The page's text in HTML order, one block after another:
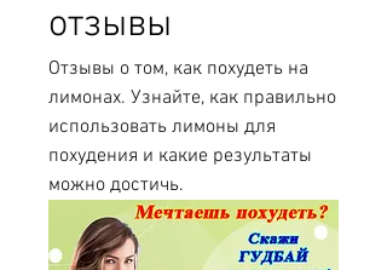
отзывы
Отзывы о том, как похудеть на
лимонах. Узнайте, как правильно
использовать лимоны для
похудения и какие результаты
можно достичь.